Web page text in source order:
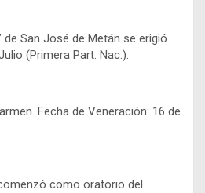
de San José de Metán se erigió
(Primera Part. Nac.).
Fecha de Veneración: 16 de
como oratorio del